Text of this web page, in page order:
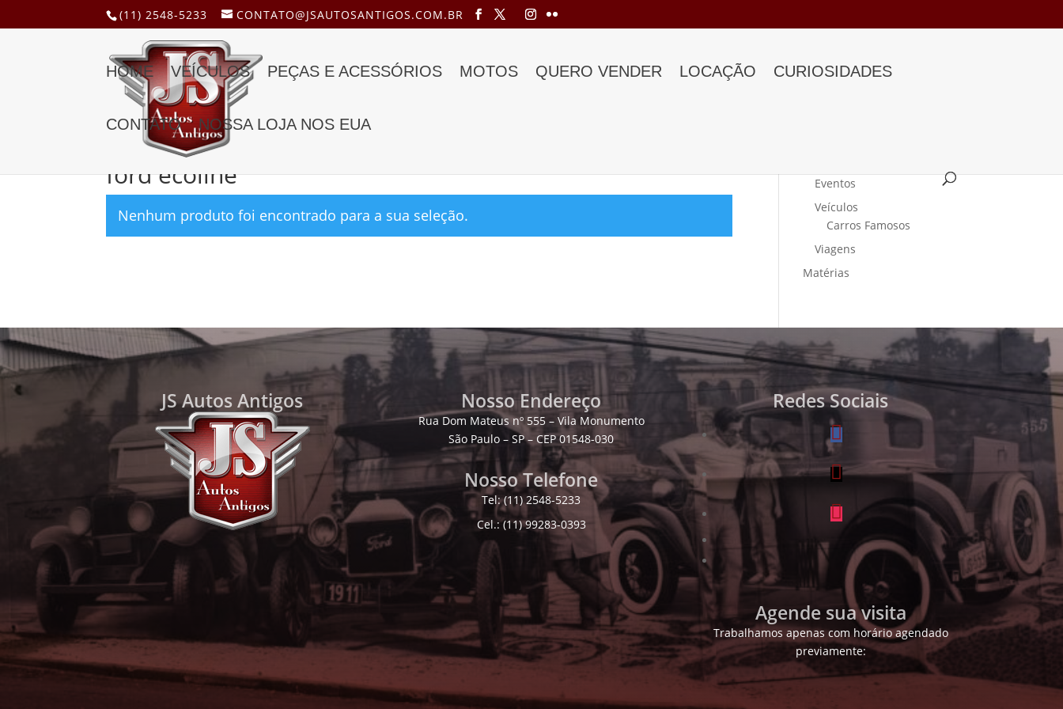
(11) 2548-5233 CONTATO@JSAUTOSANTIGOS.COM.BR
HOME VEÍCULOS PEÇAS E ACESSÓRIOS MOTOS QUERO VENDER LOCAÇÃO CURIOSIDADES
CONTATO NOSSA LOJA NOS EUA
/ Produtos marcados com a tag “ford ecoline”
ford ecoline
Nenhum produto foi encontrado para a sua seleção.
Eventos
Veículos
Carros Famosos
Viagens
Matérias
JS Autos Antigos Nosso Endereço
Rua Dom Mateus nº 555 – Vila Monumento
São Paulo – SP – CEP 01548-030
Nosso Telefone
Tel: (11) 2548-5233
Cel.: (11) 99283-0393
Redes Sociais
Agende sua visita
Trabalhamos apenas com horário agendado
previamente: